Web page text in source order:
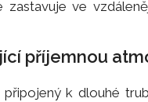
zastavuje ve
příjemnou
k dlouhé